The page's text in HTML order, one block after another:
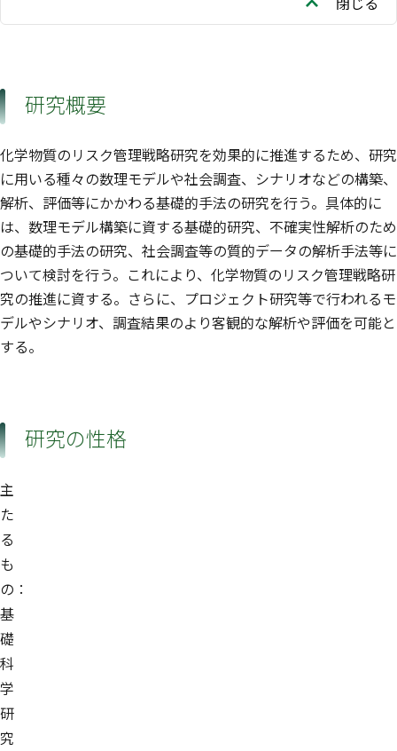
研究概要
化学物質のリスク管理戦略研究を効果的に推進するため、研究
に用いる種々の数理モデルや社会調査、シナリオなどの構築、
解析、評価等にかかわる基礎的手法の研究を行う。具体的に
は、数理モデル構築に資する基礎的研究、不確実性解析のため
の基礎的手法の研究、社会調査等の質的データの解析手法等に
ついて検討を行う。これにより、化学物質のリスク管理戦略研
究の推進に資する。さらに、プロジェクト研究等で行われるモ
デルやシナリオ、調査結果のより客観的な解析や評価を可能と
する。
研究の性格
主
た
る
も
の：
基
礎
科
学
研
究